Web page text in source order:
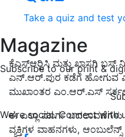
Take a quiz and test
Magazine
Subscribe to our print &
We're social. Connect with
ಕೆಎಸ್‍ಆರ್‍ಟಿಸಿ ಮತ್ತು ಖಾಸಗಿ ಬಸ್
ಎನ್.ಆರ್.ಪುರ ಕಡೆಗೆ ಹೋಗುವ
ಮುಖಾಂತರ ಎಂ.ಆರ್.ಎಸ್
ಈ ಎಲ್ಲಾ ಮಾರ್ಗ
ವ್ಯಕ್ತಿಗಳ ವಾಹನಗಳು,